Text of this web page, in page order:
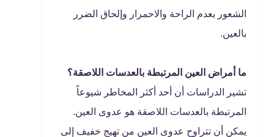
الشعور بعدم الراحة والاحمرار وإلحاق الضرر
بالعين.
ما أمراض العين المرتبطة بالعدسات اللاصقة؟
تشير الدراسات أن أحد أكثر المخاطر شيوعاً
المرتبطة بالعدسات اللاصقة هو عدوى العين.
يمكن أن تتراوح عدوى العين من تهيج خفيف إلى